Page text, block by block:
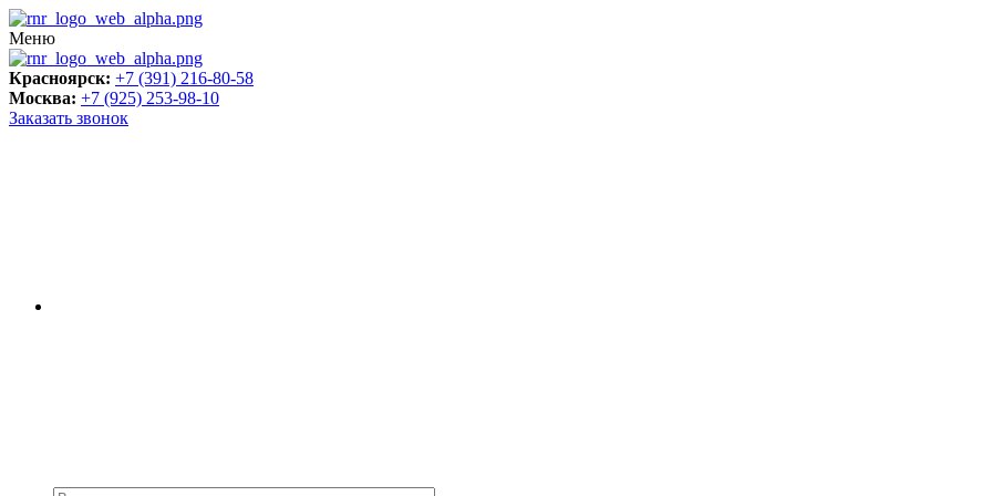
Меню
Красноярск: +7 (391) 216-80-58
Москва: +7 (925) 253-98-10
Заказать звонок